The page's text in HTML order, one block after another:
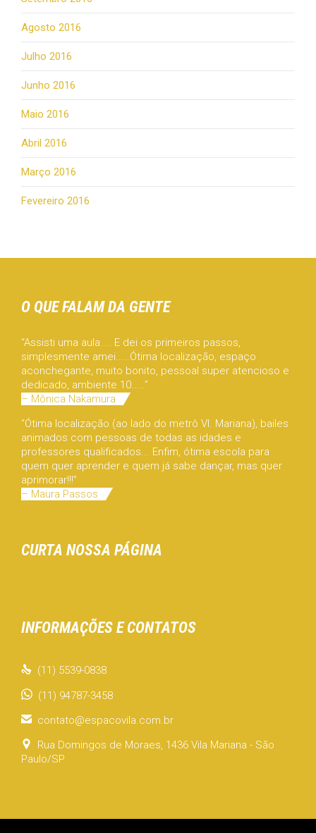
Agosto 2016
Julho 2016
Junho 2016
Maio 2016
Abril 2016
Março 2016
Fevereiro 2016
O QUE FALAM DA GENTE
“Assisti uma aula.... E dei os primeiros passos,
simplesmente amei.....Ótima localização, espaço
aconchegante, muito bonito, pessoal super atencioso e
dedicado, ambiente 10.....”
– Mônica Nakamura
“Ótima localização (ao lado do metrô Vl. Mariana), bailes
animados com pessoas de todas as idades e
professores qualificados... Enfim, ótima escola para
quem quer aprender e quem já sabe dançar, mas quer
aprimorar!!!”
– Maura Passos
CURTA NOSSA PÁGINA
INFORMAÇÕES E CONTATOS
 (11) 5539-0838
(11) 94787-3458
 contato@espacovila.com.br

Rua Domingos de Moraes, 1436 Vila Mariana - São
Paulo/SP